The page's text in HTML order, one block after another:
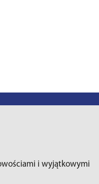
i wyjątkowymi